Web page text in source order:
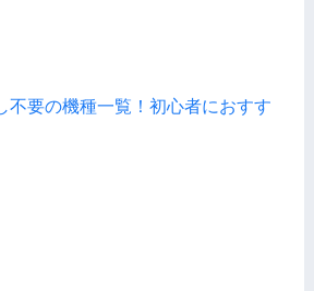
不要の機種一覧！初心者におすす